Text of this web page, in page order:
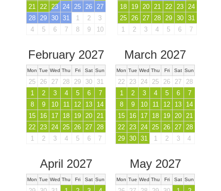
21
22 23 24 25 26
27
28
29 30 31 1 2
3
4
5 6 7 8 9 10
18
19 20 21 22 23
24
25
26 27 28 29 30
31
1
2 3 4 5 6 7
February 2027
Mon Tue Wed Thu Fri Sat Sun
25 26 27 28 29 30
31
1
2 3 4 5 6
7
8
9 10 11 12 13
14
15
16 17 18 19 20
21
22
23 24 25 26 27
28
1
2 3 4 5 6 7
March 2027
Mon Tue Wed Thu Fri Sat Sun
22 23 24 25 26 27
28
1
2 3 4 5 6
7
8
9 10 11 12 13
14
15
16 17 18 19 20
21
22
23 24 25 26 27
28
29 30 31 1 2 3 4
April 2027
Mon Tue Wed Thu Fri Sat Sun
May 2027
Mon Tue Wed Thu Fri Sat Sun